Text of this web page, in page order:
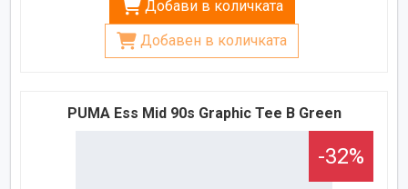
Добави в количката
Добавен в количката
PUMA Ess Mid 90s Graphic Tee B Green
-32%